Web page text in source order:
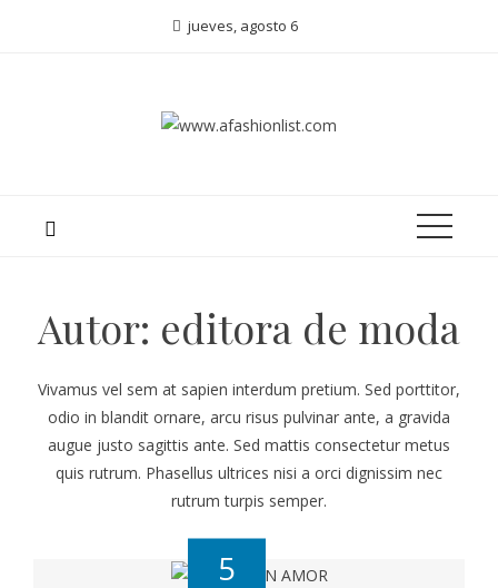
jueves, agosto 6
Autor: editora de moda
Vivamus vel sem at sapien interdum pretium. Sed porttitor,
odio in blandit ornare, arcu risus pulvinar ante, a gravida
augue justo sagittis ante. Sed mattis consectetur metus
quis rutrum. Phasellus ultrices nisi a orci dignissim nec
rutrum turpis semper.
5